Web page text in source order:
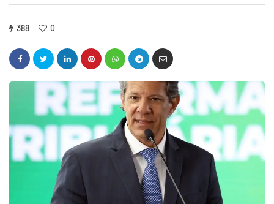
388 0